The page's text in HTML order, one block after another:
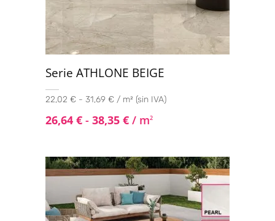
Serie ATHLONE BEIGE
22,02 € - 31,69 € / m² (sin IVA)
26,64 € - 38,35 € / m2